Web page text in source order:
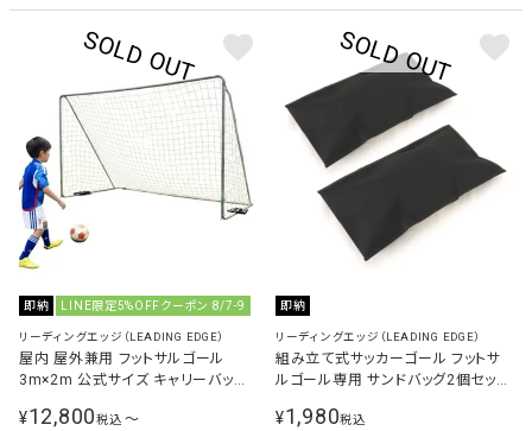
即納 LINE限定5%OFFクーポン 8/7-9
リーディングエッジ（LEADING EDGE）
屋内 屋外兼用 フットサルゴール
3m×2m 公式サイズ キャリーバッグ
¥12,800税込 〜
即納
リーディングエッジ（LEADING EDGE）
組み立て式サッカーゴール フットサ
ルゴール専用 サンドバッグ2個セット
¥1,980税込